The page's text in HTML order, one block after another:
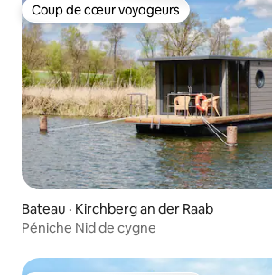
Coup de cœur voyageurs
Coup de cœur voyageurs
Bateau · Kirchberg an der Raab
Péniche Nid de cygne